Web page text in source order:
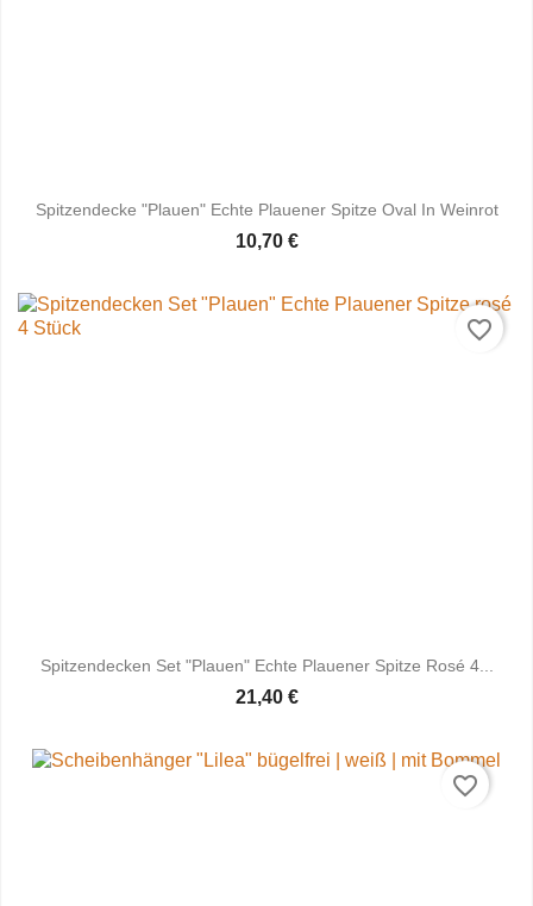
Spitzendecke "Plauen" Echte Plauener Spitze Oval In Weinrot
10,70 €
Spitzendecken Set "Plauen" Echte Plauener Spitze Rosé 4...
21,40 €
favorite_border
favorite_border